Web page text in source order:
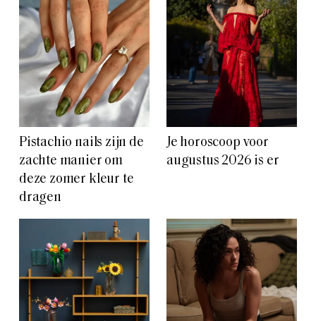
Pistachio nails zijn de
zachte manier om
deze zomer kleur te
dragen
Je horoscoop voor
augustus 2026 is er